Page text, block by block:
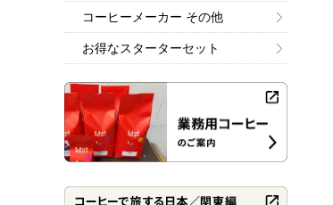
コーヒーメーカー その他
お得なスターターセット